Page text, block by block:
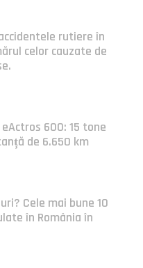
rutiere în
celor cauzate de
600: 15 tone
de 6.650 km
Cele mai bune 10
în România în